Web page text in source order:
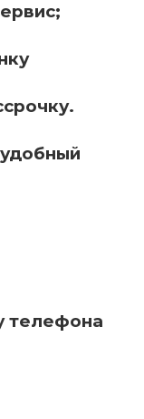
телефона